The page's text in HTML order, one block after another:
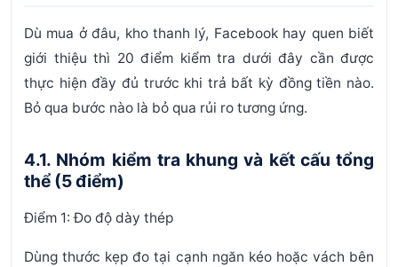
Dù mua ở đâu, kho thanh lý, Facebook hay quen biết
giới thiệu thì 20 điểm kiểm tra dưới đây cần được
thực hiện đầy đủ trước khi trả bất kỳ đồng tiền nào.
Bỏ qua bước nào là bỏ qua rủi ro tương ứng.
4.1. Nhóm kiểm tra khung và kết cấu tổng
thể (5 điểm)
Điểm 1: Đo độ dày thép
Dùng thước kẹp đo tại cạnh ngăn kéo hoặc vách bên